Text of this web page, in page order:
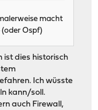
macht
Ospf)
ist dies historisch
Ich wüsste
kann/soll.
auch Firewall,